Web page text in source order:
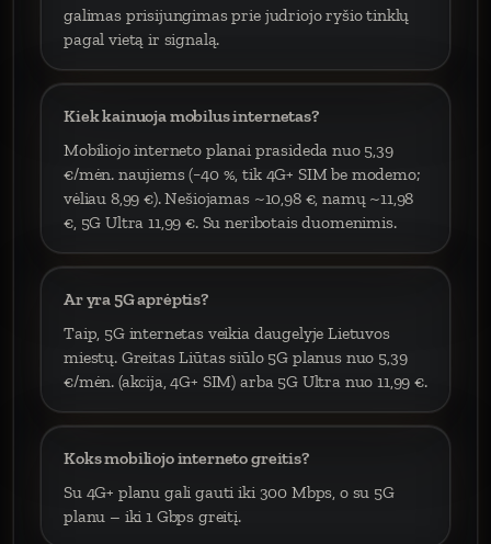
galimas prisijungimas prie judriojo ryšio tinklų
pagal vietą ir signalą.
Kiek kainuoja mobilus internetas?
Mobiliojo interneto planai prasideda nuo 5,39
€/mėn. naujiems (−40 %, tik 4G+ SIM be modemo;
vėliau 8,99 €). Nešiojamas ~10,98 €, namų ~11,98
€, 5G Ultra 11,99 €. Su neribotais duomenimis.
Ar yra 5G aprėptis?
Taip, 5G internetas veikia daugelyje Lietuvos
miestų. Greitas Liūtas siūlo 5G planus nuo 5,39
€/mėn. (akcija, 4G+ SIM) arba 5G Ultra nuo 11,99 €.
Koks mobiliojo interneto greitis?
Su 4G+ planu gali gauti iki 300 Mbps, o su 5G
planu – iki 1 Gbps greitį.